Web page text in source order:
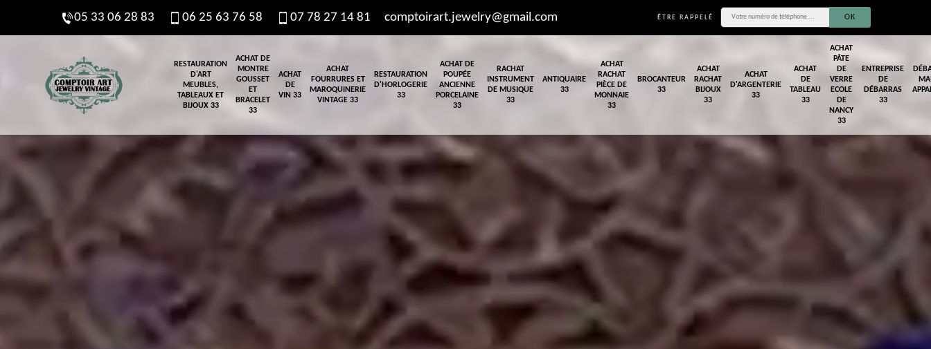
05 33 06 28 83 06 25 63 76 58 07 78 27 14 81 comptoirart.jewelry@gmail.com ÊTRE RAPPELÉ
RESTAURATION
D'ART
MEUBLES,
TABLEAUX ET
BIJOUX 33
ACHAT DE
MONTRE
GOUSSET
ET
BRACELET
33
ACHAT
DE
VIN 33
ACHAT
FOURRURES ET
MAROQUINERIE
VINTAGE 33
RESTAURATION
D'HORLOGERIE
33
ACHAT DE
POUPÉE
ANCIENNE
PORCELAINE
33
RACHAT
INSTRUMENT
DE MUSIQUE
33
ANTIQUAIRE
33
ACHAT
RACHAT
PIÈCE DE
MONNAIE
33
BROCANTEUR
33
ACHAT
RACHAT
BIJOUX
33
ACHAT
D'ARGENTERIE
33
ACHAT
DE
TABLEAU
33
ACHAT
PÂTE
DE
VERRE
ECOLE
DE
NANCY
33
ENTREPRISE
DE
DÉBARRAS
33